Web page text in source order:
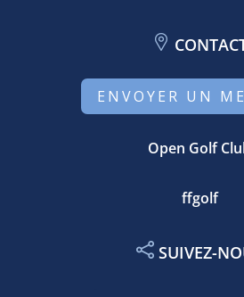
ENVOYER UN
Open Golf
ffgolf
SUIVEZ-